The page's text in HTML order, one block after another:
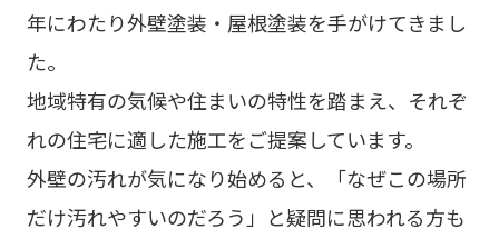
年にわたり外壁塗装・屋根塗装を手がけてきまし
た。
地域特有の気候や住まいの特性を踏まえ、それぞ
れの住宅に適した施工をご提案しています。
外壁の汚れが気になり始めると、「なぜこの場所
だけ汚れやすいのだろう」と疑問に思われる方も